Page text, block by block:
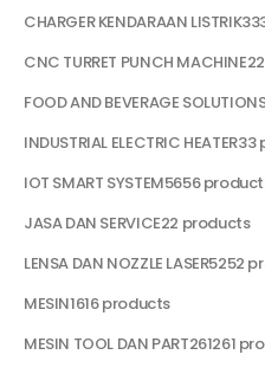
CHARGER KENDARAAN LISTRIK33
CNC TURRET PUNCH MACHINE2
FOOD AND BEVERAGE
INDUSTRIAL ELECTRIC HEATER33
IOT SMART SYSTEM5656
JASA DAN SERVICE22 products
LENSA DAN NOZZLE LASER5252
MESIN1616 products
MESIN TOOL DAN PART261261